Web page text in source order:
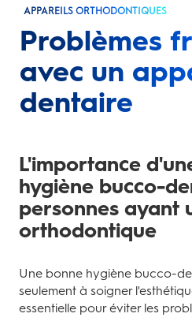
APPAREILS ORTHODONTIQUES
Problèmes
avec un
dentaire
L'importance
hygiène bucco-
personnes ayant
orthodontique
Une bonne hygiène bucco-
seulement à soigner
essentielle pour éviter les